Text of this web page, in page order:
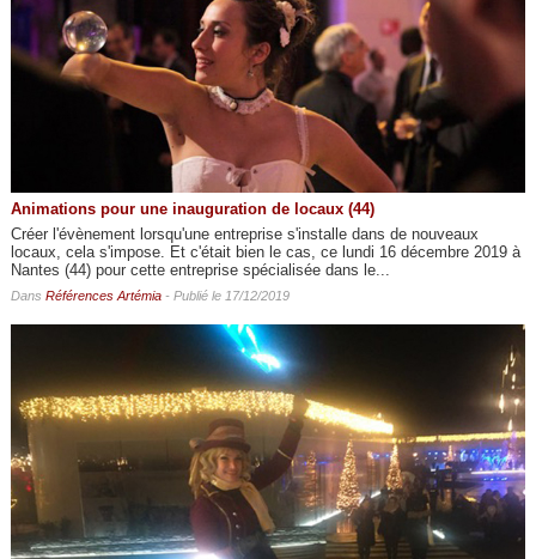
Animations pour une inauguration de locaux (44)
Créer l'évènement lorsqu'une entreprise s'installe dans de nouveaux
locaux, cela s'impose. Et c'était bien le cas, ce lundi 16 décembre 2019 à
Nantes (44) pour cette entreprise spécialisée dans le...
Dans Références Artémia- Publié le 17/12/2019